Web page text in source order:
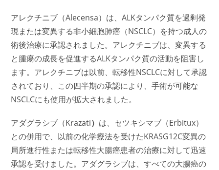
アレクチニブ（Alecensa）は、ALKタンパク質を過剰発
現または変異する非小細胞肺癌（NSCLC）を持つ成人の
術後治療に承認されました。アレクチニブは、変異する
と腫瘍の成長を促進するALKタンパク質の活動を阻害し
ます。アレクチニブは以前、転移性NSCLCに対して承認
されており、この四半期の承認により、手術が可能な
NSCLCにも使用が拡大されました。
アダグラシブ（Krazati） は、セツキシマブ（Erbitux）
との併用で、以前の化学療法を受けたKRASG12C変異の
局所進行性または転移性大腸癌患者の治療に対して迅速
承認を受けました。アダグラシブは、すべての大腸癌の